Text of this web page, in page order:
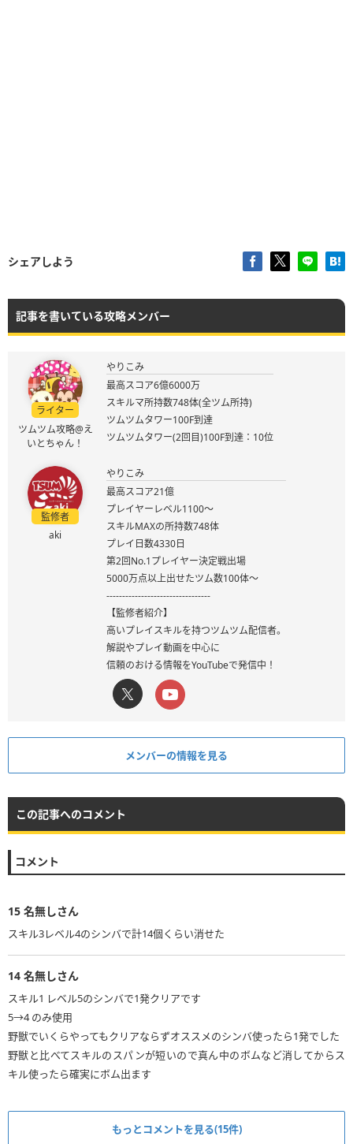
シェアしよう
記事を書いている攻略メンバー
ライター
ツムツム攻略@え
いとちゃん！
やりこみ
最高スコア6億6000万
スキルマ所持数748体(全ツム所持)
ツムツムタワー100F到達
ツムツムタワー(2回目)100F到達：10位
監修者
aki
やりこみ
最高スコア21億
プレイヤーレベル1100～
スキルMAXの所持数748体
プレイ日数4330日
第2回No.1プレイヤー決定戦出場
5000万点以上出せたツム数100体～
---------------------------------
【監修者紹介】
高いプレイスキルを持つツムツム配信者。
解説やプレイ動画を中心に
信頼のおける情報をYouTubeで発信中！
メンバーの情報を見る
この記事へのコメント
コメント
15 名無しさん
14 名無しさん
スキル1 レベル5のシンバで1発クリアです
5→4 のみ使用
野獣でいくらやってもクリアならずオススメのシンバ使ったら1発でした
野獣と比べてスキルのスパンが短いので真ん中のボムなど消してからス
キル使ったら確実にボム出ます
もっとコメントを見る(15件)